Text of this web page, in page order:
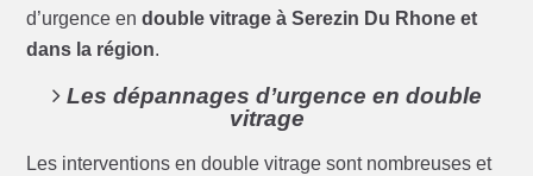
d’urgence endouble vitrage à Serezin Du Rhone et
dans la région.
Les dépannages d’urgence en double
vitrage
Les interventions en double vitrage sont nombreuses et